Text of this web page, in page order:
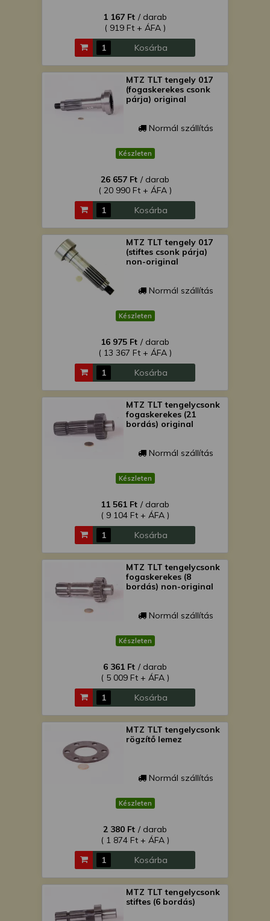
1 167 Ft / darab
( 919 Ft + ÁFA )
Kosárba
MTZ TLT tengely 017
(fogaskerekes csonk
párja) original
Normál szállítás
Készleten
26 657 Ft / darab
( 20 990 Ft + ÁFA )
Kosárba
MTZ TLT tengely 017
(stiftes csonk párja)
non-original
Normál szállítás
Készleten
16 975 Ft / darab
( 13 367 Ft + ÁFA )
Kosárba
MTZ TLT tengelycsonk
fogaskerekes (21
bordás) original
Normál szállítás
Készleten
11 561 Ft / darab
( 9 104 Ft + ÁFA )
Kosárba
MTZ TLT tengelycsonk
fogaskerekes (8
bordás) non-original
Normál szállítás
Készleten
6 361 Ft / darab
( 5 009 Ft + ÁFA )
Kosárba
MTZ TLT tengelycsonk
rögzítő lemez
Normál szállítás
Készleten
2 380 Ft / darab
( 1 874 Ft + ÁFA )
Kosárba
MTZ TLT tengelycsonk
stiftes (6 bordás)